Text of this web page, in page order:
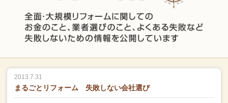
2013.7.31
まるごとリフォーム 失敗しない会社選び